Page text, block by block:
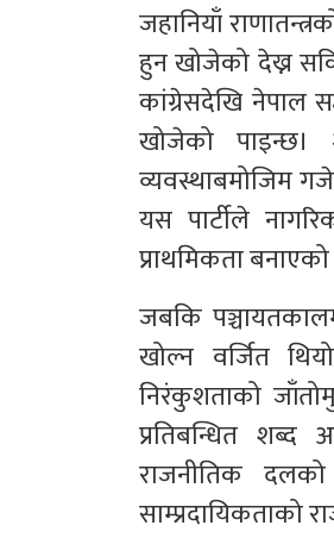
जहानियाँ
हुन खोजेको देख्न
कांग्रेसदेखि नेपाल
खोजेको
व्यवस्थाबमोजिम
यस पार्टीले
प्राथमिकता बनाएको
जबकि
खोल्न वर्जित
निरंकुशताको
प्रतिबन्धित शब्द
राजनीतिक
साम्प्रदायिकताको